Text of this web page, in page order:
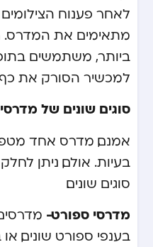
לאחר פענוח הצילומים
מתאימים את המדרס.
ביותר, משתמשים
למכשיר הסורק את
סוגים שונים של
אמנם, מדרס אחד
בעיות. אולם, ניתן
סוגים שונים.
מדרסי ספורט-
בענפי ספורט שונים,